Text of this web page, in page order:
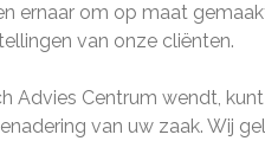
ernaar om op maat
van onze cliënten.
Advies Centrum wendt,
van uw zaak. Wij